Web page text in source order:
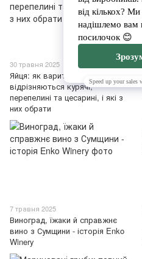
30 травня 2025
Яйця: як варити, чим
відрізняються курячі,
перепелині та цесарині, і які з
них обрати
7 травня 2025
Виноград, їжаки й справжнє
вино з Сумщини - історія Enko
Winery